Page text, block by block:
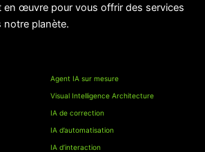
en œuvre pour vous offrir des services
notre planète.
Agent IA sur mesure
Visual Intelligence Architecture
IA de correction
IA d’automatisation
IA d’interaction